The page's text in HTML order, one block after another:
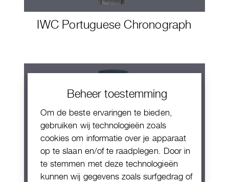
Beheer toestemming
Om de beste ervaringen te bieden,
gebruiken wij technologieën zoals
cookies om informatie over je apparaat
op te slaan en/of te raadplegen. Door in
te stemmen met deze technologieën
kunnen wij gegevens zoals surfgedrag of
IWC Portuguese Chronograph